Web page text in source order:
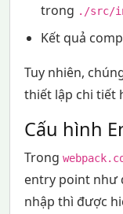
trong ./src/
Kết quả
Tuy nhiên,
thiết lập chi tiết
Cấu hình
Trong
entry point như
nhập thì được